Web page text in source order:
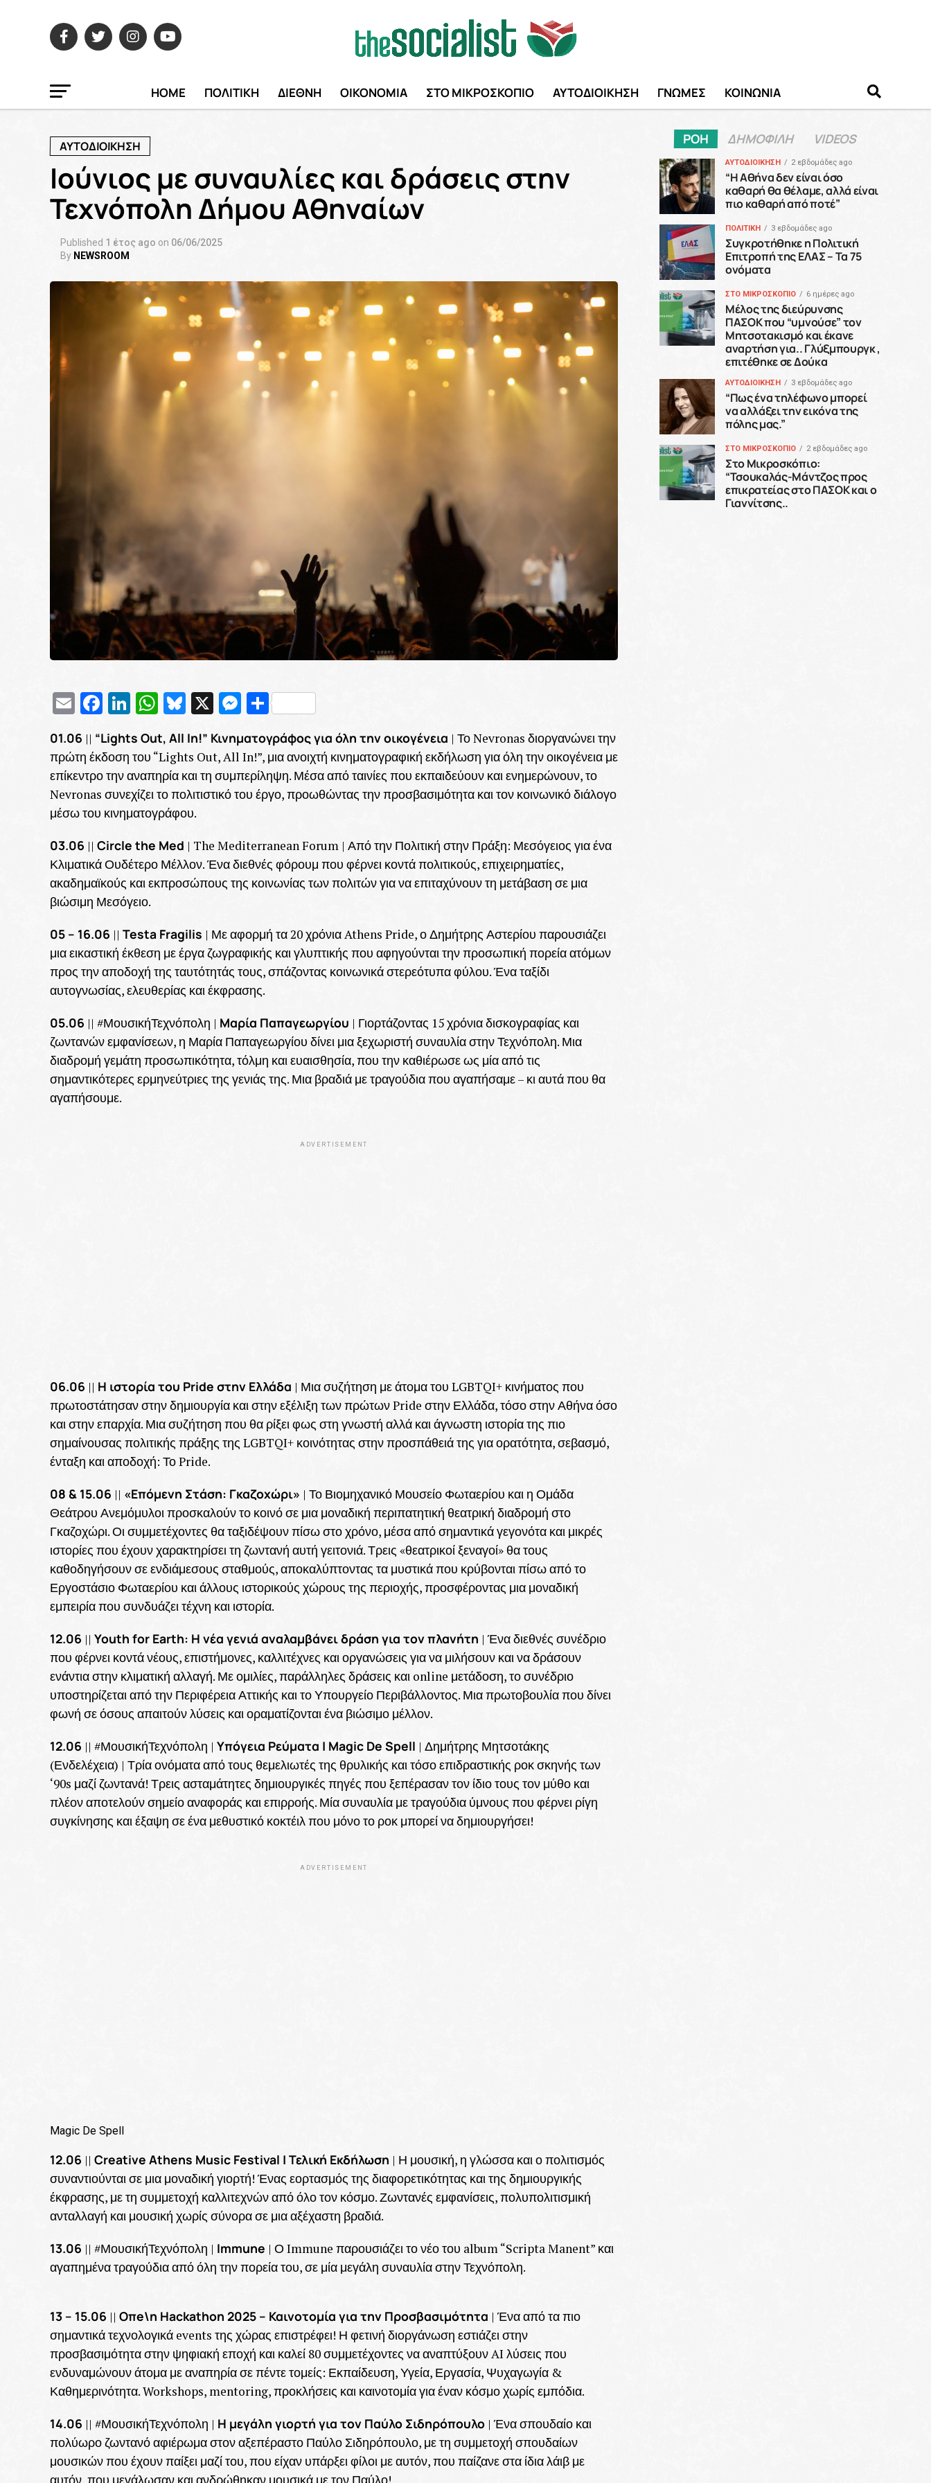
HOME ΠΟΛΙΤΙΚΗ ΔΙΕΘΝΗ ΟΙΚΟΝΟΜΙΑ ΣΤΟ ΜΙΚΡΟΣΚΟΠΙΟ ΑΥΤΟΔΙΟΙΚΗΣΗ ΓΝΩΜΕΣ ΚΟΙΝΩΝΙΑ
ΑΥΤΟΔΙΟΙΚΗΣΗ
Ιούνιος με συναυλίες και δράσεις στην
Τεχνόπολη Δήμου Αθηναίων
Published 1 έτος ago on 06/06/2025
By NEWSROOM
EmailFacebook
LinkedIn
WhatsApp
Bluesky
X Messenger
Μοιραστείτε
01.06 || “Lights Out, All In!” Κινηματογράφος για όλη την οικογένεια | Το Nevronas διοργανώνει την
πρώτη έκδοση του “Lights Out, All In!”, μια ανοιχτή κινηματογραφική εκδήλωση για όλη την οικογένεια με
επίκεντρο την αναπηρία και τη συμπερίληψη. Μέσα από ταινίες που εκπαιδεύουν και ενημερώνουν, το
Nevronas συνεχίζει το πολιτιστικό του έργο, προωθώντας την προσβασιμότητα και τον κοινωνικό διάλογο
μέσω του κινηματογράφου.
03.06 || Circle the Med | The Mediterranean Forum | Από την Πολιτική στην Πράξη: Μεσόγειος για ένα
Κλιματικά Ουδέτερο Μέλλον. Ένα διεθνές φόρουμ που φέρνει κοντά πολιτικούς, επιχειρηματίες,
ακαδημαϊκούς και εκπροσώπους της κοινωνίας των πολιτών για να επιταχύνουν τη μετάβαση σε μια
βιώσιμη Μεσόγειο.
05 – 16.06 || Testa Fragilis | Με αφορμή τα 20 χρόνια Athens Pride, ο Δημήτρης Αστερίου παρουσιάζει
μια εικαστική έκθεση με έργα ζωγραφικής και γλυπτικής που αφηγούνται την προσωπική πορεία ατόμων
προς την αποδοχή της ταυτότητάς τους, σπάζοντας κοινωνικά στερεότυπα φύλου. Ένα ταξίδι
αυτογνωσίας, ελευθερίας και έκφρασης.
05.06 || #ΜουσικήΤεχνόπολη | Μαρία Παπαγεωργίου | Γιορτάζοντας 15 χρόνια δισκογραφίας και
ζωντανών εμφανίσεων, η Μαρία Παπαγεωργίου δίνει μια ξεχωριστή συναυλία στην Τεχνόπολη. Μια
διαδρομή γεμάτη προσωπικότητα, τόλμη και ευαισθησία, που την καθιέρωσε ως μία από τις
σημαντικότερες ερμηνεύτριες της γενιάς της. Μια βραδιά με τραγούδια που αγαπήσαμε – κι αυτά που θα
αγαπήσουμε.
ADVERTISEMENT
06.06 || Η ιστορία του Pride στην Ελλάδα | Μια συζήτηση με άτομα του LGBTQI+ κινήματος που
πρωτοστάτησαν στην δημιουργία και στην εξέλιξη των πρώτων Pride στην Ελλάδα, τόσο στην Αθήνα όσο
και στην επαρχία. Μια συζήτηση που θα ρίξει φως στη γνωστή αλλά και άγνωστη ιστορία της πιο
σημαίνουσας πολιτικής πράξης της LGBTQI+ κοινότητας στην προσπάθειά της για ορατότητα, σεβασμό,
ένταξη και αποδοχή: Το Pride.
08 & 15.06 || «Επόμενη Στάση: Γκαζοχώρι» | Το Βιομηχανικό Μουσείο Φωταερίου και η Ομάδα
Θεάτρου Ανεμόμυλοι προσκαλούν το κοινό σε μια μοναδική περιπατητική θεατρική διαδρομή στο
Γκαζοχώρι. Οι συμμετέχοντες θα ταξιδέψουν πίσω στο χρόνο, μέσα από σημαντικά γεγονότα και μικρές
ιστορίες που έχουν χαρακτηρίσει τη ζωντανή αυτή γειτονιά. Τρεις «θεατρικοί ξεναγοί» θα τους
καθοδηγήσουν σε ενδιάμεσους σταθμούς, αποκαλύπτοντας τα μυστικά που κρύβονται πίσω από το
Εργοστάσιο Φωταερίου και άλλους ιστορικούς χώρους της περιοχής, προσφέροντας μια μοναδική
εμπειρία που συνδυάζει τέχνη και ιστορία.
12.06 || Youth for Earth: Η νέα γενιά αναλαμβάνει δράση για τον πλανήτη | Ένα διεθνές συνέδριο
που φέρνει κοντά νέους, επιστήμονες, καλλιτέχνες και οργανώσεις για να μιλήσουν και να δράσουν
ενάντια στην κλιματική αλλαγή. Με ομιλίες, παράλληλες δράσεις και online μετάδοση, το συνέδριο
υποστηρίζεται από την Περιφέρεια Αττικής και το Υπουργείο Περιβάλλοντος. Μια πρωτοβουλία που δίνει
φωνή σε όσους απαιτούν λύσεις και οραματίζονται ένα βιώσιμο μέλλον.
12.06 || #ΜουσικήΤεχνόπολη | Υπόγεια Ρεύματα | Magic De Spell | Δημήτρης Μητσοτάκης
(Ενδελέχεια) | Τρία ονόματα από τους θεμελιωτές της θρυλικής και τόσο επιδραστικής ροκ σκηνής των
‘90s μαζί ζωντανά! Τρεις ασταμάτητες δημιουργικές πηγές που ξεπέρασαν τον ίδιο τους τον μύθο και
πλέον αποτελούν σημείο αναφοράς και επιρροής. Μία συναυλία με τραγούδια ύμνους που φέρνει ρίγη
συγκίνησης και έξαψη σε ένα μεθυστικό κοκτέιλ που μόνο το ροκ μπορεί να δημιουργήσει!
ADVERTISEMENT
Magic De Spell
12.06 || Creative Athens Music Festival | Τελική Εκδήλωση | Η μουσική, η γλώσσα και ο πολιτισμός
συναντιούνται σε μια μοναδική γιορτή! Ένας εορτασμός της διαφορετικότητας και της δημιουργικής
έκφρασης, με τη συμμετοχή καλλιτεχνών από όλο τον κόσμο. Ζωντανές εμφανίσεις, πολυπολιτισμική
ανταλλαγή και μουσική χωρίς σύνορα σε μια αξέχαστη βραδιά.
13.06 || #ΜουσικήΤεχνόπολη | Immune | Ο Immune παρουσιάζει το νέο του album “Scripta Manent” και
αγαπημένα τραγούδια από όλη την πορεία του, σε μία μεγάλη συναυλία στην Τεχνόπολη.
13 – 15.06 || Oπe\n Hackathon 2025 – Καινοτομία για την Προσβασιμότητα | Ένα από τα πιο
σημαντικά τεχνολογικά events της χώρας επιστρέφει! Η φετινή διοργάνωση εστιάζει στην
προσβασιμότητα στην ψηφιακή εποχή και καλεί 80 συμμετέχοντες να αναπτύξουν AI λύσεις που
ενδυναμώνουν άτομα με αναπηρία σε πέντε τομείς: Εκπαίδευση, Υγεία, Εργασία, Ψυχαγωγία &
Καθημερινότητα. Workshops, mentoring, προκλήσεις και καινοτομία για έναν κόσμο χωρίς εμπόδια.
14.06 || #ΜουσικήΤεχνόπολη | Η μεγάλη γιορτή για τον Παύλο Σιδηρόπουλο | Ένα σπουδαίο και
πολύωρο ζωντανό αφιέρωμα στον αξεπέραστο Παύλο Σιδηρόπουλο, με τη συμμετοχή σπουδαίων
μουσικών που έχουν παίξει μαζί του, που είχαν υπάρξει φίλοι με αυτόν, που παίζανε στα ίδια λάιβ με
αυτόν, που μεγάλωσαν και ανδρώθηκαν μουσικά με τον Παύλο!
ΡΟΗ ΔΗΜΟΦΙΛΗ VIDEOS
ΑΥΤΟΔΙΟΙΚΗΣΗ 2 εβδομάδες ago
“H Αθήνα δεν είναι όσο
καθαρή θα θέλαμε, αλλά είναι
πιο καθαρή από ποτέ”
ΠΟΛΙΤΙΚΗ 3 εβδομάδες ago
Συγκροτήθηκε η Πολιτική
Επιτροπή της ΕΛΑΣ – Τα 75
ονόματα
ΣΤΟ ΜΙΚΡΟΣΚΟΠΙΟ 6 ημέρες ago
Μέλος της διεύρυνσης
ΠΑΣΟΚ που “υμνούσε” τον
Μητσοτακισμό και έκανε
αναρτήση για.. Γλύξμπουργκ ,
επιτέθηκε σε Δούκα
ΑΥΤΟΔΙΟΙΚΗΣΗ 3 εβδομάδες ago
“Πως ένα τηλέφωνο μπορεί
να αλλάξει την εικόνα της
πόλης μας.”
ΣΤΟ ΜΙΚΡΟΣΚΟΠΙΟ 2 εβδομάδες ago
Στο Μικροσκόπιο:
“Τσουκαλάς-Μάντζος προς
επικρατείας στο ΠΑΣΟΚ και ο
Γιαννίτσης..